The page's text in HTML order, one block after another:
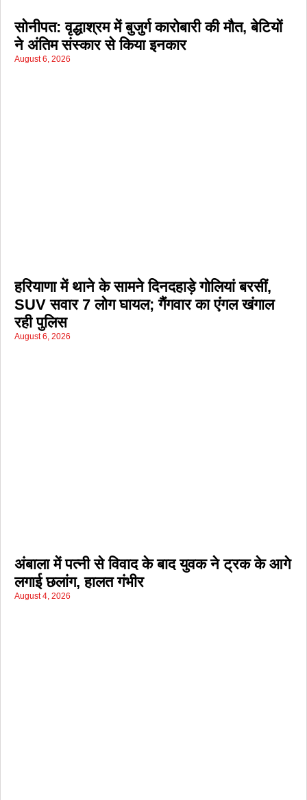
सोनीपत: वृद्धाश्रम में बुजुर्ग कारोबारी की मौत, बेटियों
ने अंतिम संस्कार से किया इनकार
August 6, 2026
हरियाणा में थाने के सामने दिनदहाड़े गोलियां बरसीं,
SUV सवार 7 लोग घायल; गैंगवार का एंगल खंगाल
रही पुलिस
August 6, 2026
अंबाला में पत्नी से विवाद के बाद युवक ने ट्रक के आगे
लगाई छलांग, हालत गंभीर
August 4, 2026